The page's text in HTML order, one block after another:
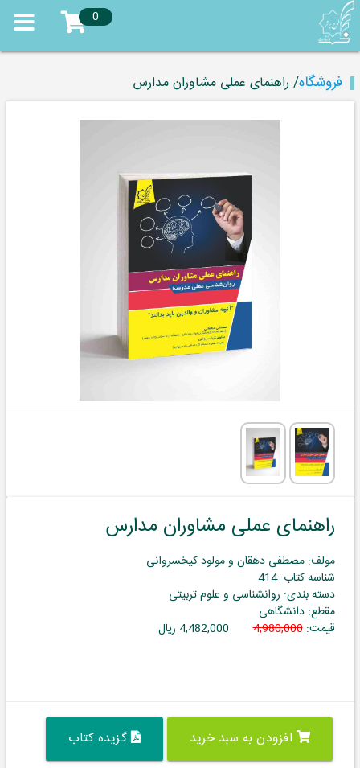
0
فروشگاه/ راهنمای عملی مشاوران مدارس
راهنمای عملی مشاوران مدارس
مولف: مصطفی دهقان و مولود کیخسروانی
شناسه کتاب: 414
دسته بندی: روانشناسی و علوم تربیتی
مقطع: دانشگاهی
قیمت:4,980,000 4,482,000 ریال
افزودن به سبد خرید گزیده کتاب